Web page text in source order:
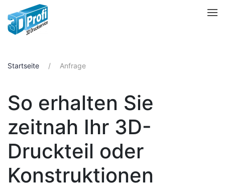
Zum Hauptinhalt springen
Startseite Anfrage
So erhalten Sie
zeitnah Ihr 3D-
Druckteil oder
Konstruktionen